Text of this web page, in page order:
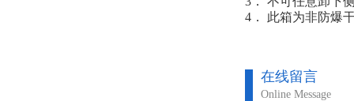
4． 此箱为非防爆
在线留言
Online Message